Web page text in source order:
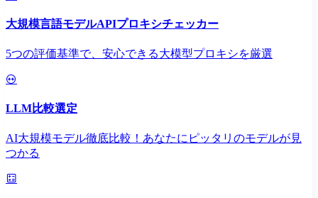
大規模言語モデルAPIプロキシチェッカー
5つの評価基準で、安心できる大模型プロキシを厳選
LLM比較選定
AI大規模モデル徹底比較！あなたにピッタリのモデルが見
つかる